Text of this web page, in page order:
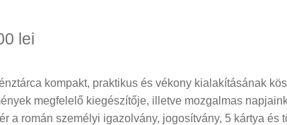
lei
kompakt, praktikus és vékony kialakításának
megfelelő kiegészítője, illetve mozgalmas
a román személyi igazolvány, jogosítvány, 5 kártya és